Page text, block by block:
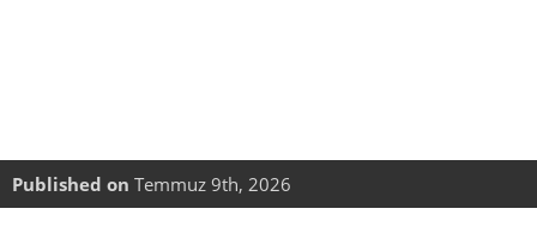
Published on Temmuz 9th, 2026